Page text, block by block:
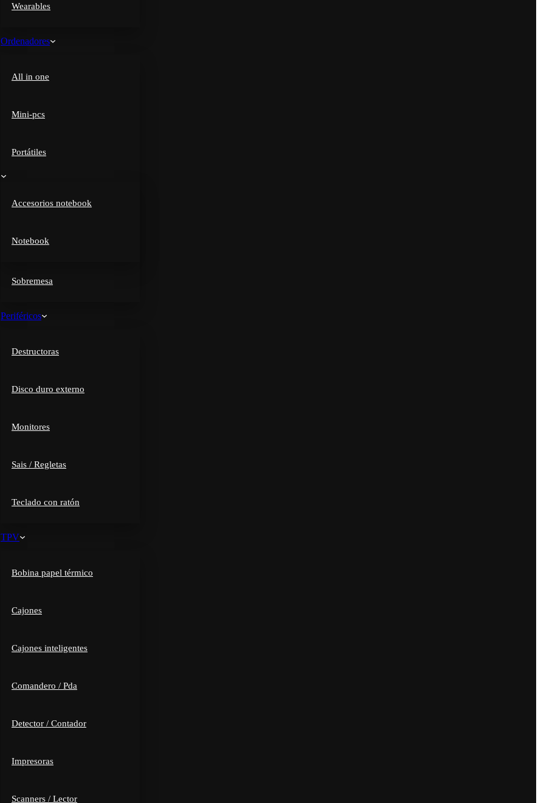
Wearables
Ordenadores
All in one
Mini-pcs
Portátiles
Accesorios notebook
Notebook
Sobremesa
Periféricos
Destructoras
Disco duro externo
Monitores
Sais / Regletas
Teclado con ratón
TPV
Bobina papel térmico
Cajones
Cajones inteligentes
Comandero / Pda
Detector / Contador
Impresoras
Scanners / Lector